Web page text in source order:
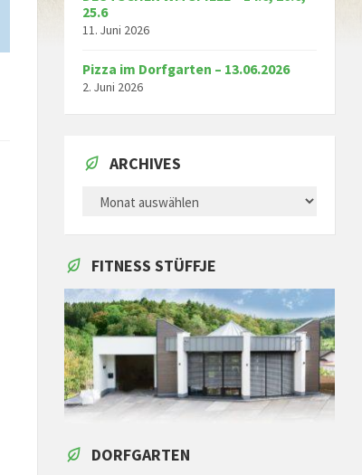
25.6
11. Juni 2026
Pizza im Dorfgarten – 13.06.2026
2. Juni 2026
ARCHIVES
ARCHIVES
FITNESS STÜFFJE
DORFGARTEN